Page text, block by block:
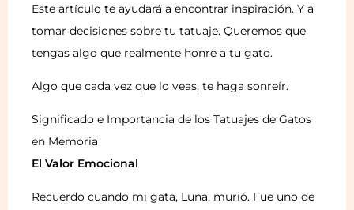
Este artículo te ayudará a encontrar inspiración. Y a
tomar decisiones sobre tu tatuaje. Queremos que
tengas algo que realmente honre a tu gato.
Algo que cada vez que lo veas, te haga sonreír.
Significado e Importancia de los Tatuajes de Gatos
en Memoria
El Valor Emocional
Recuerdo cuando mi gata, Luna, murió. Fue uno de